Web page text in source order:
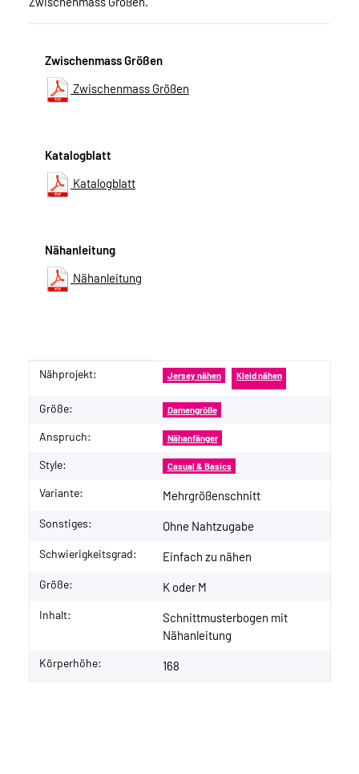
Zwischenmass Größen
Zwischenmass Größen
Katalogblatt
Katalogblatt
Nähanleitung
Nähanleitung
Produkteigenschaft
Wert
Nähprojekt: Jersey nähen Kleid nähen
Größe: Damengröße
Anspruch: Nähanfänger
Style: Casual & Basics
Variante: Mehrgrößenschnitt
Sonstiges: Ohne Nahtzugabe
Schwierigkeitsgrad: Einfach zu nähen
Größe: K oder M
Inhalt:
Schnittmusterbogen mit
Nähanleitung
Körperhöhe: 168